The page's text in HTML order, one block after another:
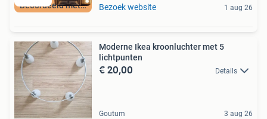
Beoordeeld met 9+ Bezoek website 1 aug 26
Moderne Ikea kroonluchter met 5
lichtpunten
€ 20,00 Details
Goutum 3 aug 26